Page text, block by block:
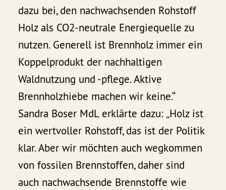
dazu bei, den nachwachsenden Rohstoff
Holz als CO2-neutrale Energiequelle zu
nutzen. Generell ist Brennholz immer ein
Koppelprodukt der nachhaltigen
Waldnutzung und -pflege. Aktive
Brennholzhiebe machen wir keine.“
Sandra Boser MdL erklärte dazu: „Holz ist
ein wertvoller Rohstoff, das ist der Politik
klar. Aber wir möchten auch wegkommen
von fossilen Brennstoffen, daher sind
auch nachwachsende Brennstoffe wie